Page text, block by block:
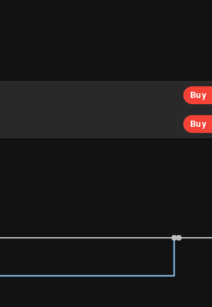
Buy
Buy